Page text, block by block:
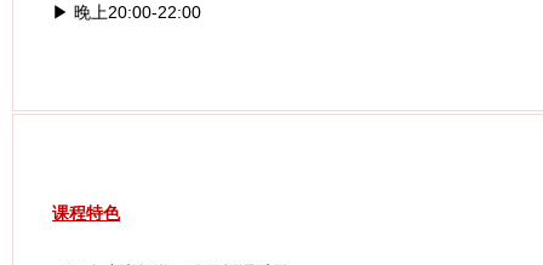
▶ 晚上20:00-22:00
课程特色